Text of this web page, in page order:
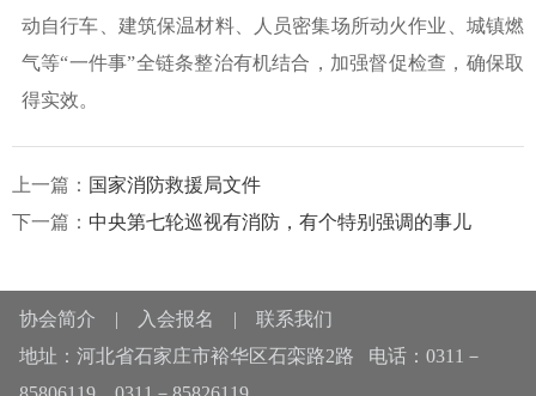
动自行车、建筑保温材料、人员密集场所动火作业、城镇燃
气等“一件事”全链条整治有机结合，加强督促检查，确保取
得实效。
上一篇： 国家消防救援局文件
下一篇： 中央第七轮巡视有消防，有个特别强调的事儿
协会简介 | 入会报名 | 联系我们
地址：河北省石家庄市裕华区石栾路2路 电话：0311－